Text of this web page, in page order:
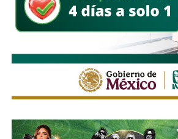
locales establecen y eso deja a los
de indefensión”, señaló.
Respecto a la llegada de nuevas
estado, Martínez Acosta consideró
competencia representa una
mejorar la calidad del servicio de
“Hoy el gremio del taxismo entiende
es buena. Ellos estarán tratando de